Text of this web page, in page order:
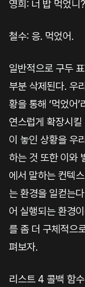
영희: 너 밥 먹었니?
철수: 응. 먹었어.
일반적으로 구두
부분 삭제된다. 우
황을 통해 ‘먹었어
연스럽게 확장시
이 놓인 상황을 우
하는 것 또한 이와
에서 말하는 컨텍
는 환경을 일컫는
어 실행되는 환경
를 좀 더 구체적으
펴보자.
리스트 4 콜백 함